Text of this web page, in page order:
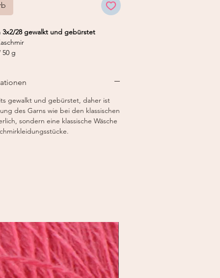
3x2/28 gewalkt und gebürstet
50 g
gewalkt und gebürstet, daher ist
des Garns wie bei den klassischen
sondern eine klassische Wäsche